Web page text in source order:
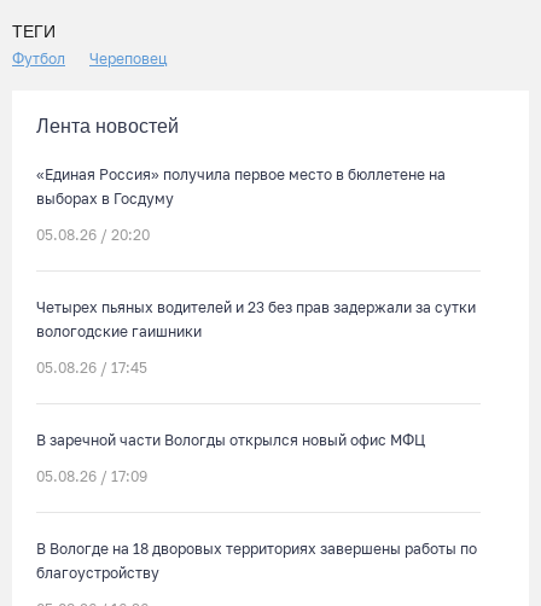
ТЕГИ
Футбол Череповец
Лента новостей
«Единая Россия» получила первое место в бюллетене на
выборах в Госдуму
05.08.26 / 20:20
Четырех пьяных водителей и 23 без прав задержали за сутки
вологодские гаишники
05.08.26 / 17:45
В заречной части Вологды открылся новый офис МФЦ
05.08.26 / 17:09
В Вологде на 18 дворовых территориях завершены работы по
благоустройству